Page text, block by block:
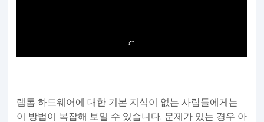
랩톱 하드웨어에 대한 기본 지식이 없는 사람들에게는
이 방법이 복잡해 보일 수 있습니다. 문제가 있는 경우 아